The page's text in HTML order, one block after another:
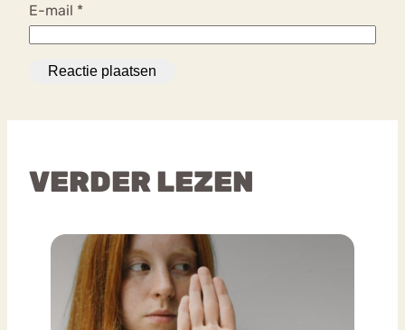
E-mail *
VERDER LEZEN